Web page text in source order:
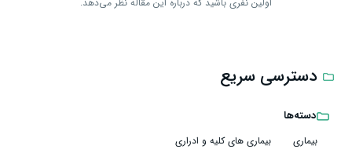
دسترسی سریع
دسته‌ها
بیماری بیماری‌ های کلیه و ادراری